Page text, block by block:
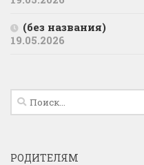
(без названия)
19.05.2026
Найти:
РОДИТЕЛЯМ